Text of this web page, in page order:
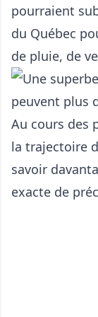
pourraient
du Québec
de pluie, de
Au cours des
la trajectoire
savoir
exacte de